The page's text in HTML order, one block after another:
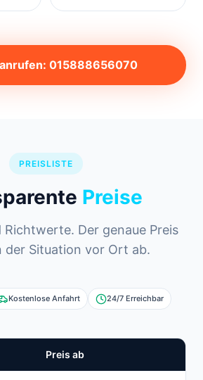
015888656070
PREISLISTE
Preise
Richtwerte. Der genaue Preis
der Situation vor Ort ab.
Kostenlose Anfahrt 24/7 Erreichbar
Preis ab